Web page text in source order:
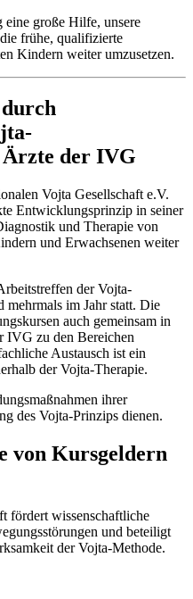
eine große Hilfe, unsere
frühe, qualifizierte
Kindern weiter umzusetzen.
der IVG
Vojta Gesellschaft e.V.
Entwicklungsprinzip in seiner
und Therapie von
und Erwachsenen weiter
der Vojta-
mehrmals im Jahr statt. Die
auch gemeinsam in
IVG zu den Bereichen
Austausch ist ein
der Vojta-Therapie.
ihrer
des Vojta-Prinzips dienen.
von Kursgeldern
fördert wissenschaftliche
und beteiligt
der Vojta-Methode.